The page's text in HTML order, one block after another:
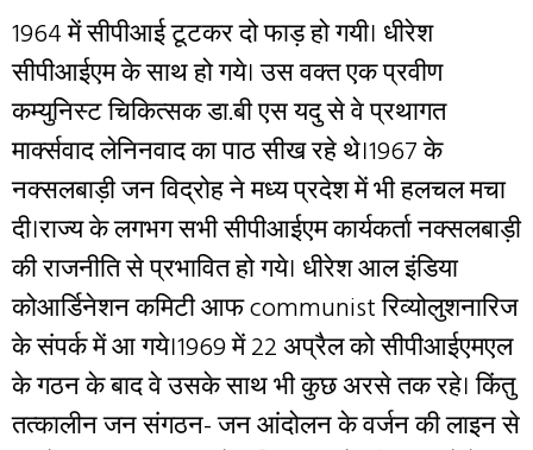
1964 में सीपीआई टूटकर दो फाड़ हो गयी। धीरेश
सीपीआईएम के साथ हो गये। उस वक्त एक प्रवीण
कम्युनिस्ट चिकित्सक डा.बी एस यदु से वे प्रथागत
मार्क्सवाद लेनिनवाद का पाठ सीख रहे थे।1967 के
नक्सलबाड़ी जन विद्रोह ने मध्य प्रदेश में भी हलचल मचा
दी।राज्य के लगभग सभी सीपीआईएम कार्यकर्ता नक्सलबाड़ी
की राजनीति से प्रभावित हो गये। धीरेश आल इंडिया
कोआर्डिनेशन कमिटी आफ communist रिव्योलुशनारिज
के संपर्क में आ गये।1969 में 22 अप्रैल को सीपीआईएमएल
के गठन के बाद वे उसके साथ भी कुछ अरसे तक रहे। किंतु
तत्कालीन जन संगठन- जन आंदोलन के वर्जन की लाइन से